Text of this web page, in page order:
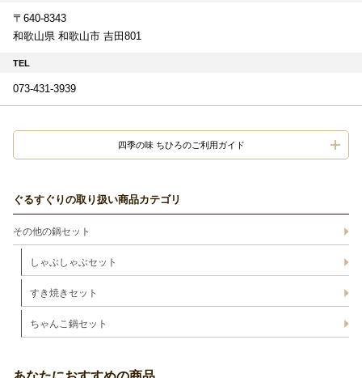
〒640-8343
和歌山県 和歌山市 吉田801
TEL
073-431-3939
四季の味 ちひろのご利用ガイド
ぐるすぐりの取り扱い商品カテゴリ
その他の鍋セット
しゃぶしゃぶセット
すき焼きセット
ちゃんこ鍋セット